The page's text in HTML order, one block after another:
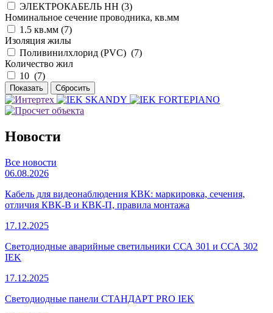
ЭЛЕКТРОКАБЕЛЬ НН (3)
Номинальное сечение проводника, кв.мм
1.5 кв.мм (7)
Изоляция жилы
Поливинилхлорид (PVC) (7)
Количество жил
10 (7)
Новости
Все новости
06.08.2026
Кабель для видеонаблюдения КВК: маркировка, сечения,
отличия КВК-В и КВК-П, правила монтажа
17.12.2025
Светодиодные аварийные светильники ССА 301 и ССА 302
IEK
17.12.2025
Светодиодные панели СТАНДАРТ PRO IEK